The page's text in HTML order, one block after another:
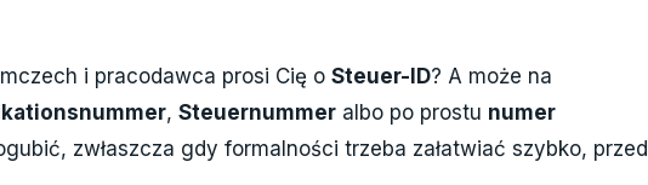
i pracodawca prosi Cię o Steuer-ID? A może na
, Steuernummer albo po prostu numer
zwłaszcza gdy formalności trzeba załatwiać szybko, przed